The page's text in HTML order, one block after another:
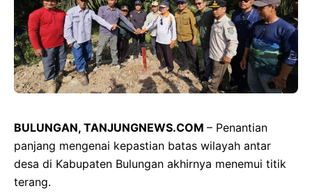
BULUNGAN, TANJUNGNEWS.COM – Penantian
panjang mengenai kepastian batas wilayah antar
desa di Kabupaten Bulungan akhirnya menemui titik
terang.